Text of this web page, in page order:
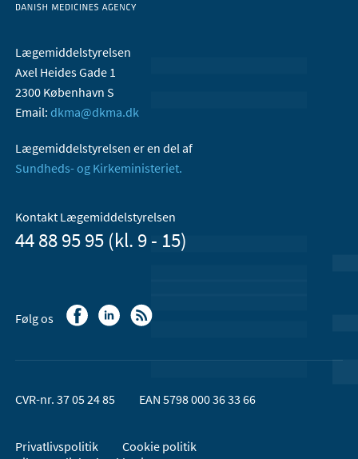
Lægemiddelstyrelsen
Axel Heides Gade 1
2300 København S
Email: dkma@dkma.dk
Lægemiddelstyrelsen er en del af
Sundheds- og Kirkeministeriet.
Kontakt Lægemiddelstyrelsen
44 88 95 95 (kl. 9 - 15)
Følg os
CVR-nr. 37 05 24 85 EAN 5798 000 36 33 66
Privatlivspolitik
Cookie politik